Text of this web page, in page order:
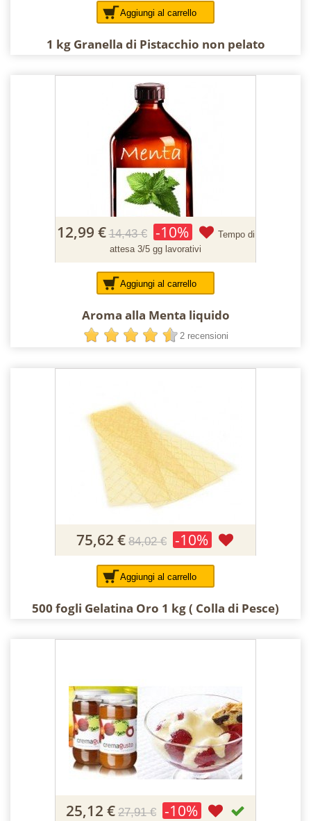
Aggiungi al carrello
1 kg Granella di Pistacchio non pelato
12,99 € 14,43 € -10%
Tempo di
attesa 3/5 gg lavorativi
Aggiungi al carrello
Aroma alla Menta liquido
2 recensioni
75,62 € 84,02 € -10%
Aggiungi al carrello
500 fogli Gelatina Oro 1 kg ( Colla di Pesce)
25,12 € 27,91 € -10%